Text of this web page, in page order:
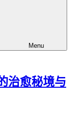
Menu
治愈秘境与